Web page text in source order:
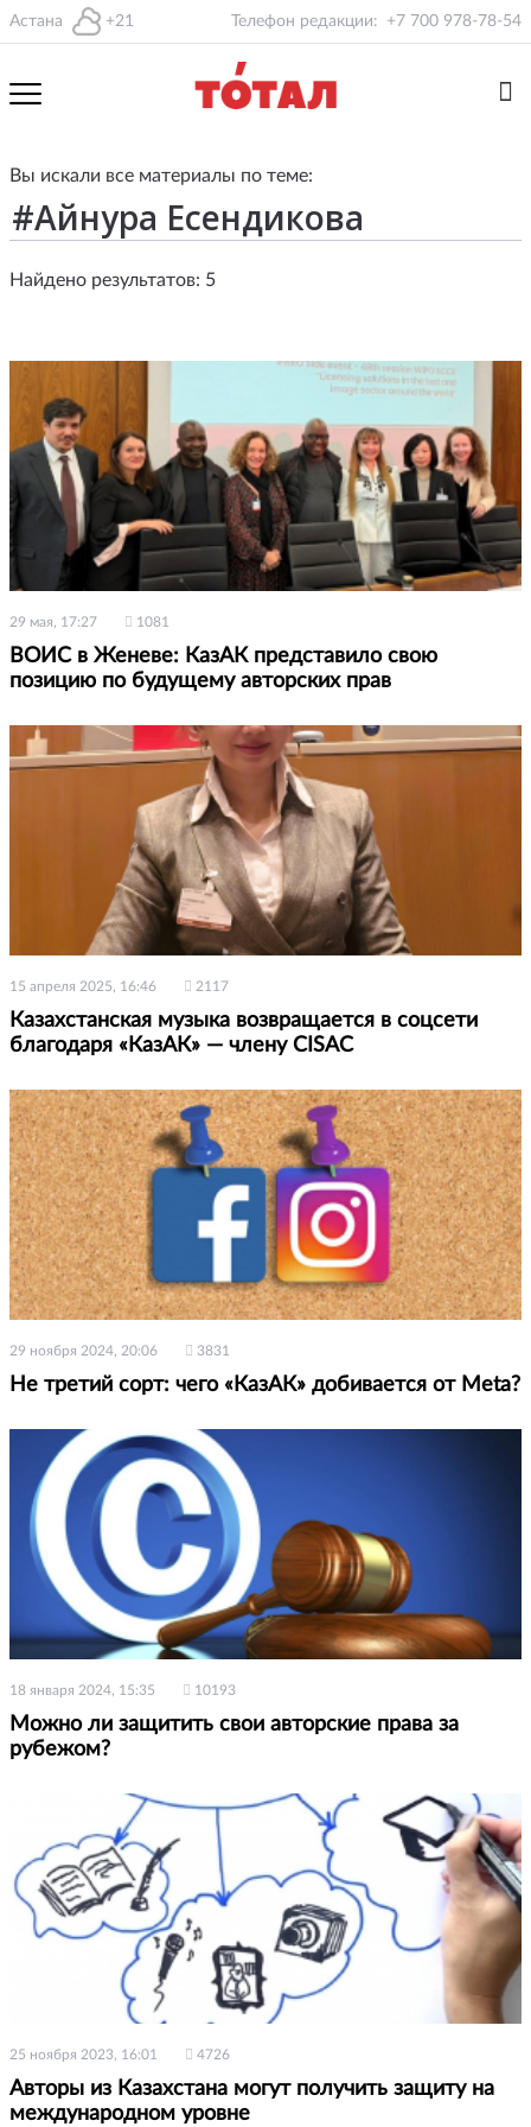
Астана +21 Телефон редакции: +7 700 978-78-54
Вы искали все материалы по теме:
Найдено результатов: 5
29 мая, 17:27 1081
ВОИС в Женеве: КазАК представило свою
позицию по будущему авторских прав
15 апреля 2025, 16:46 2117
Казахстанская музыка возвращается в соцсети
благодаря «КазАК» — члену CISAC
29 ноября 2024, 20:06 3831
Не третий сорт: чего «КазАК» добивается от Meta?
18 января 2024, 15:35 10193
Можно ли защитить свои авторские права за
рубежом?
25 ноября 2023, 16:01 4726
Авторы из Казахстана могут получить защиту на
международном уровне